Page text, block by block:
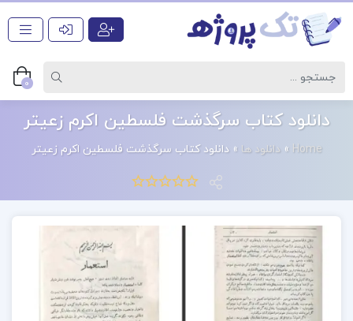
0
دانلود کتاب سرگذشت فلسطین اکرم زعیتر
Home
» دانلود ها »دانلود کتاب سرگذشت فلسطین اکرم زعیتر